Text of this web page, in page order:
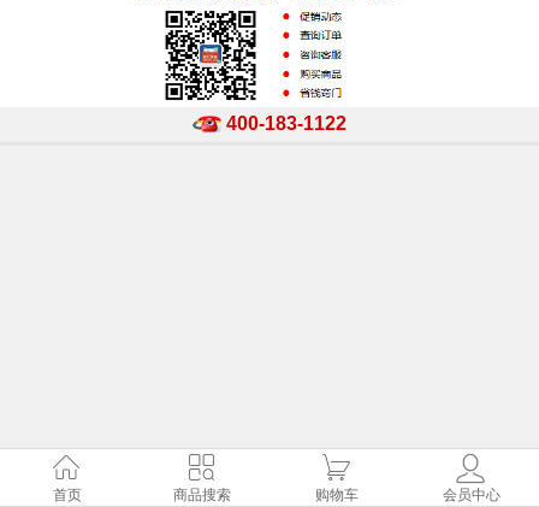
400-183-1122
首页 商品搜索 购物车 会员中心